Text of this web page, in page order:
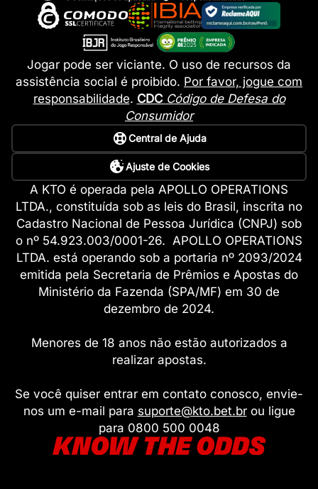
Jogar pode ser viciante. O uso de recursos da
assistência social é proibido. Por favor, jogue com
responsabilidade. CDC Código de Defesa do
Consumidor
Central de Ajuda
Ajuste de Cookies
A KTO é operada pela APOLLO OPERATIONS
LTDA., constituída sob as leis do Brasil, inscrita no
Cadastro Nacional de Pessoa Jurídica (CNPJ) sob
o nº 54.923.003/0001-26. APOLLO OPERATIONS
LTDA. está operando sob a portaria nº 2093/2024
emitida pela Secretaria de Prêmios e Apostas do
Ministério da Fazenda (SPA/MF) em 30 de
dezembro de 2024.
Menores de 18 anos não estão autorizados a
realizar apostas.
Se você quiser entrar em contato conosco, envie-
nos um e-mail para suporte@kto.bet.brou ligue
para 0800 500 0048